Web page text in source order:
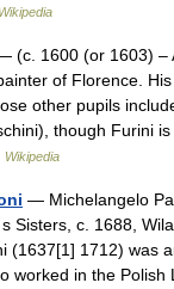
Wikipedia
(c. 1600 (or 1603) –
of Florence.
other pupils
though Furini
Wikipedia
— Michelangelo
Sisters, c. 1688,
(1637[1] 1712) was
worked in the Polish